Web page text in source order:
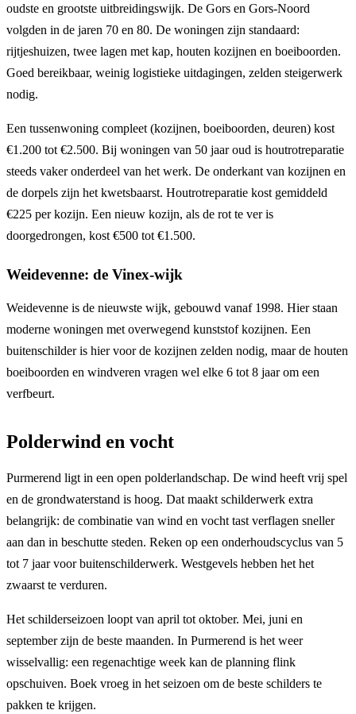
oudste en grootste uitbreidingswijk. De Gors en Gors-Noord
volgden in de jaren 70 en 80. De woningen zijn standaard:
rijtjeshuizen, twee lagen met kap, houten kozijnen en boeiboorden.
Goed bereikbaar, weinig logistieke uitdagingen, zelden steigerwerk
nodig.
Een tussenwoning compleet (kozijnen, boeiboorden, deuren) kost
€1.200 tot €2.500. Bij woningen van 50 jaar oud is houtrotreparatie
steeds vaker onderdeel van het werk. De onderkant van kozijnen en
de dorpels zijn het kwetsbaarst. Houtrotreparatie kost gemiddeld
€225 per kozijn. Een nieuw kozijn, als de rot te ver is
doorgedrongen, kost €500 tot €1.500.
Weidevenne: de Vinex-wijk
Weidevenne is de nieuwste wijk, gebouwd vanaf 1998. Hier staan
moderne woningen met overwegend kunststof kozijnen. Een
buitenschilder is hier voor de kozijnen zelden nodig, maar de houten
boeiboorden en windveren vragen wel elke 6 tot 8 jaar om een
verfbeurt.
Polderwind en vocht
Purmerend ligt in een open polderlandschap. De wind heeft vrij spel
en de grondwaterstand is hoog. Dat maakt schilderwerk extra
belangrijk: de combinatie van wind en vocht tast verflagen sneller
aan dan in beschutte steden. Reken op een onderhoudscyclus van 5
tot 7 jaar voor buitenschilderwerk. Westgevels hebben het het
zwaarst te verduren.
Het schilderseizoen loopt van april tot oktober. Mei, juni en
september zijn de beste maanden. In Purmerend is het weer
wisselvallig: een regenachtige week kan de planning flink
opschuiven. Boek vroeg in het seizoen om de beste schilders te
pakken te krijgen.